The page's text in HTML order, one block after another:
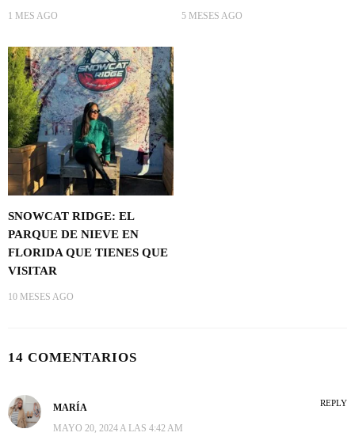
1 MES AGO 5 MESES AGO
SNOWCAT RIDGE: EL
PARQUE DE NIEVE EN
FLORIDA QUE TIENES QUE
VISITAR
10 MESES AGO
14 COMENTARIOS
MARÍA
MAYO 20, 2024 A LAS 4:42 AM
REPLY